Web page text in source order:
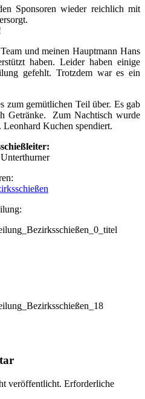
Sponsoren wieder reichlich mit
und meinen Hauptmann Hans
haben. Leider haben einige
gefehlt. Trotzdem war es ein
zum gemütlichen Teil über. Es gab
Getränke. Zum Nachtisch wurde
Kuchen spendiert.
veröffentlicht. Erforderliche